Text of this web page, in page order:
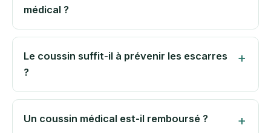
médical ?
Le coussin suffit-il à prévenir les escarres
?
Un coussin médical est-il remboursé ?